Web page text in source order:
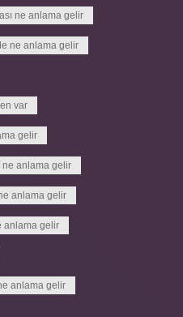
ne anlama gelir
ne anlama gelir
var
gelir
ne anlama gelir
anlama gelir
anlama gelir
anlama gelir